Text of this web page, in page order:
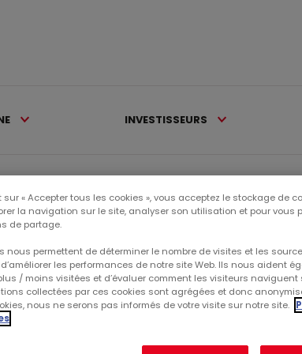
INVESTISSEURS
« Accepter tous les cookies », vous acceptez le stockage de
la navigation sur le site, analyser son utilisation et pour vous
de partage.
nous permettent de déterminer le nombre de visites et les
les performances de notre site Web. Ils nous aident
/ moins visitées et d’évaluer comment les visiteurs naviguent
collectées par ces cookies sont agrégées et donc
nous ne serons pas informés de votre visite sur notre site.